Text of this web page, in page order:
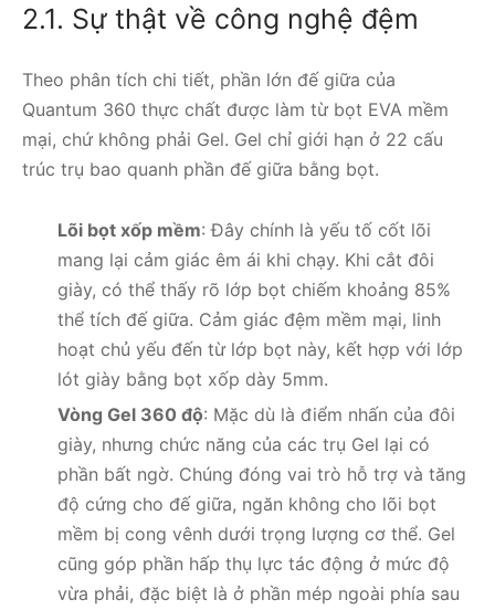
2.1. Sự thật về công nghệ đệm
Theo phân tích chi tiết, phần lớn đế giữa của
Quantum 360 thực chất được làm từ bọt EVA mềm
mại, chứ không phải Gel. Gel chỉ giới hạn ở 22 cấu
trúc trụ bao quanh phần đế giữa bằng bọt.
Lõi bọt xốp mềm: Đây chính là yếu tố cốt lõi
mang lại cảm giác êm ái khi chạy. Khi cắt đôi
giày, có thể thấy rõ lớp bọt chiếm khoảng 85%
thể tích đế giữa. Cảm giác đệm mềm mại, linh
hoạt chủ yếu đến từ lớp bọt này, kết hợp với lớp
lót giày bằng bọt xốp dày 5mm.
Vòng Gel 360 độ: Mặc dù là điểm nhấn của đôi
giày, nhưng chức năng của các trụ Gel lại có
phần bất ngờ. Chúng đóng vai trò hỗ trợ và tăng
độ cứng cho đế giữa, ngăn không cho lõi bọt
mềm bị cong vênh dưới trọng lượng cơ thể. Gel
cũng góp phần hấp thụ lực tác động ở mức độ
vừa phải, đặc biệt là ở phần mép ngoài phía sau